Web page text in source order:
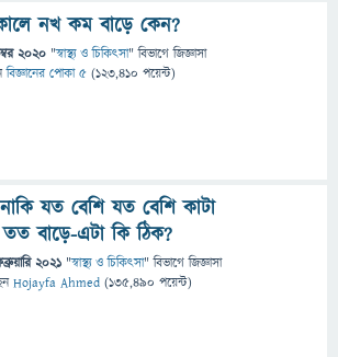
নখ কম বাড়ে কেন?
2020 "স্বাস্থ্য ও চিকিৎসা" বিভাগে জিজ্ঞাসা
বিজ্ঞানের পোকা ৫ (123,410 পয়েন্ট)
যত বেশি যত বেশি কাটা
বাড়ে-এটা কি ঠিক?
2021 "স্বাস্থ্য ও চিকিৎসা" বিভাগে জিজ্ঞাসা
Hojayfa Ahmed (135,490 পয়েন্ট)